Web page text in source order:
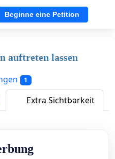
Beginne eine Petition
auftreten lassen
1
Extra Sichtbarkeit